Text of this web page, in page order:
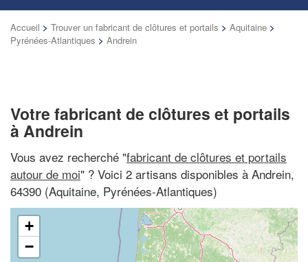
Accueil > Trouver un fabricant de clôtures et portails > Aquitaine >
Pyrénées-Atlantiques > Andrein
Votre fabricant de clôtures et portails
à Andrein
Vous avez recherché "fabricant de clôtures et portails
autour de moi" ? Voici 2 artisans disponibles à Andrein,
64390 (Aquitaine, Pyrénées-Atlantiques)
+
−